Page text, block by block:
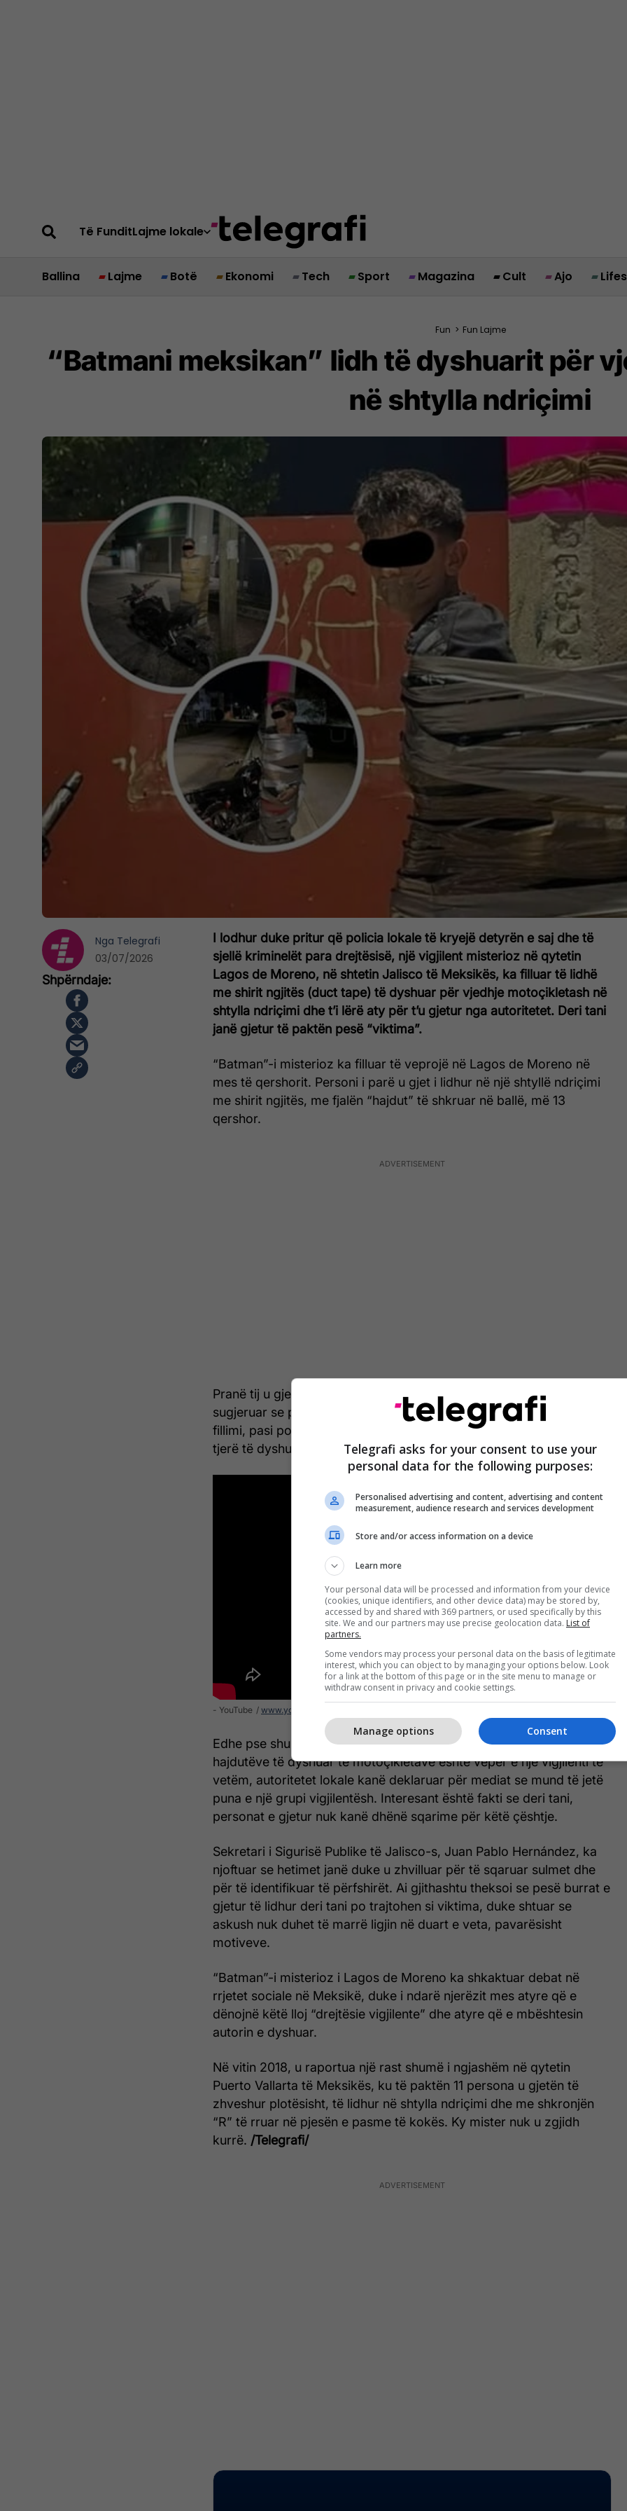
Të FunditLajme lokale
Ballina Lajme Botë Ekonomi Tech Sport Magazina Cult Ajo
Fun > Fun Lajme
“Batmani meksikan” lidh të dyshuarit për
në shtylla ndriçimi
I lodhur duke pritur që policia lokale të kryejë detyrën e saj dhe të
sjellë kriminelët para drejtësisë, një vigjilent misterioz në qytetin
Lagos de Moreno, në shtetin Jalisco të Meksikës, ka filluar të lidhë
me shirit ngjitës (duct tape) të dyshuar për vjedhje motoçikletash në
shtylla ndriçimi dhe t’i lërë aty për t’u gjetur nga autoritetet. Deri tani
janë gjetur të paktën pesë “viktima”.
“Batman”-i misterioz ka filluar të veprojë në Lagos de Moreno në
mes të qershorit. Personi i parë u gjet i lidhur në një shtyllë ndriçimi
me shirit ngjitës, me fjalën “hajdut” të shkruar në ballë, më 13
qershor.
Pranë tij u gjet edhe një motoçikletë e dyshuar si e vjedhur, duke
sugjeruar se personi i imobilizuar ishte një hajdut. Por ky ishte vetëm
fillimi, pasi policia që atëherë ka gjetur të paktën katër persona të
tjerë të dyshuar si hajdutë, të lidhur në shtylla ndriçimi.
- YouTube www.youtube.com
Edhe pse shumica e njerëzve besojnë se kjo fushatë kundër
hajdutëve të dyshuar të motoçikletave është vepër e një vigjilenti të
vetëm, autoritetet lokale kanë deklaruar për mediat se mund të jetë
puna e një grupi vigjilentësh. Interesant është fakti se deri tani,
personat e gjetur nuk kanë dhënë sqarime për këtë çështje.
Sekretari i Sigurisë Publike të Jalisco-s, Juan Pablo Hernández, ka
njoftuar se hetimet janë duke u zhvilluar për të sqaruar sulmet dhe
për të identifikuar të përfshirët. Ai gjithashtu theksoi se pesë burrat e
gjetur të lidhur deri tani po trajtohen si viktima, duke shtuar se
askush nuk duhet të marrë ligjin në duart e veta, pavarësisht
motiveve.
“Batman”-i misterioz i Lagos de Moreno ka shkaktuar debat në
rrjetet sociale në Meksikë, duke i ndarë njerëzit mes atyre që e
dënojnë këtë lloj “drejtësie vigjilente” dhe atyre që e mbështesin
autorin e dyshuar.
Në vitin 2018, u raportua një rast shumë i ngjashëm në qytetin
Puerto Vallarta të Meksikës, ku të paktën 11 persona u gjetën të
zhveshur plotësisht, të lidhur në shtylla ndriçimi dhe me shkronjën
“R” të rruar në pjesën e pasme të kokës. Ky mister nuk u zgjidh
kurrë. /Telegrafi/
Nga Telegrafi
03/07/2026
Telegrafi asks for your consent to use your
personal data for the following purposes:
Personalised advertising and content, advertising and content
measurement, audience research and services development
Store and/or access information on a device
Learn more
Your personal data will be processed and information from your device
(cookies, unique identifiers, and other device data) may be stored by,
accessed by and shared with 369 partners, or used specifically by this
site. We and our partners may use precise geolocation data. List of
partners.
Some vendors may process your personal data on the basis of legitimate
interest, which you can object to by managing your options below. Look
for a link at the bottom of this page or in the site menu to manage or
withdraw consent in privacy and cookie settings.
Consent
Manage options